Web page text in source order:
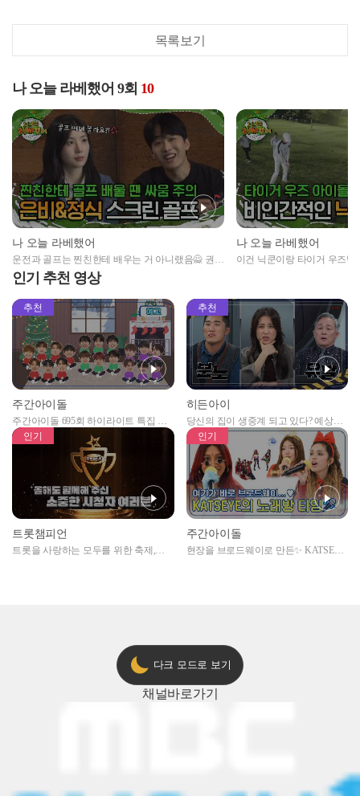
목록보기
나 오늘 라베했어 9회 10
나 오늘 라베했어
운전과 골프는 찐친한테 배우는 거 아니랬음🙅‍ 권은
비 & 조정식의 스크린 골프
나 오늘 라베했어
이건 닉쿤이랑 타이거 우즈밖
인기 추천 영상
추천
주간아이돌
주간아이돌 695회 하이라이트 특집 남
자아이돌편 예고
추천
히든아이
당신의 집이 생중계 되고 있다? 예상치
못한 곳에서 일어나는 불법촬영 범죄!
인기
트롯챔피언
트롯을 사랑하는 모두를 위한 축제,
인기
주간아이돌
현장을 브로드웨이로 만든✨ KATSEYE
다크 모드로 보기
채널바로가기